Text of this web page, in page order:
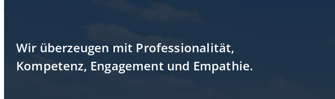
Wir überzeugen mit Professionalität,
Kompetenz, Engagement und Empathie.